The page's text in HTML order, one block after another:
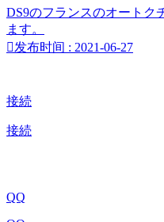
DS9のフランスのオートク
ます。
发布时间 : 2021-06-27
接続
接続
QQ